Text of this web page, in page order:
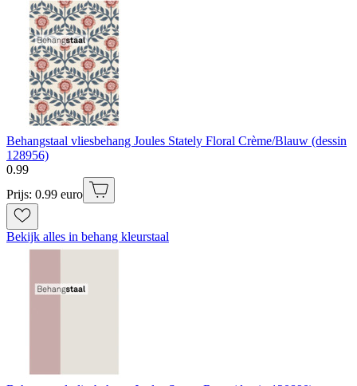
Behangstaal vliesbehang Joules Stately Floral Crème/Blauw (dessin
128956)
0.99
Prijs: 0.99 euro
Bekijk alles in behang kleurstaal